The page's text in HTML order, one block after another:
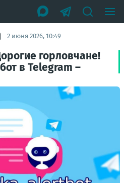
2 июня 2026, 10:49
горловчане!
в Telegram –